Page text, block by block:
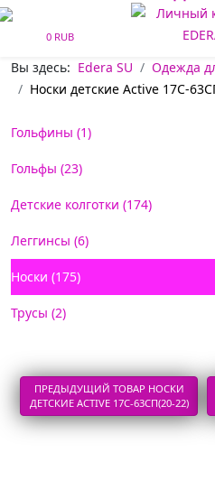
0 RUB
Вы здесь: Edera SU Одежда
Носки детские Active 17С-
Гольфины (1)
Гольфы (23)
Детские колготки (174)
Леггинсы (6)
Носки (175)
Трусы (2)
ПРЕДЫДУЩИЙ ТОВАР НОСКИ
ДЕТСКИЕ ACTIVE 17С-63СП(20-22)